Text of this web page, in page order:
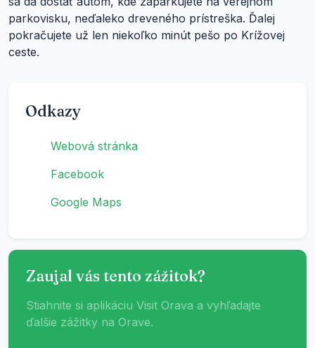
parkovisku, neďaleko dreveného prístreška. Ďalej
pokračujete už len niekoľko minút pešo po Krížovej
ceste.
Odkazy
Webová stránka
Facebook
Google Maps
Zaujal vás tento zážitok?
Stiahnite si aplikáciu Visit Orava a vyhľadajte
ďalšie zážitky na Orave.